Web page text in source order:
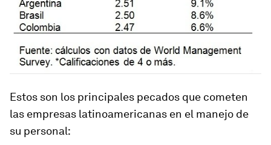
Estos son los principales pecados que cometen
las empresas latinoamericanas en el manejo de
su personal: